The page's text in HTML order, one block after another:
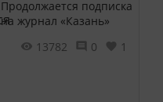
Продолжается подписка
на журнал «Казань»
13782
0 1